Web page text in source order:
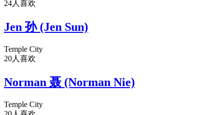
24人喜欢
Jen 孙 (Jen Sun)
Temple City
20人喜欢
Norman 聂 (Norman Nie)
Temple City